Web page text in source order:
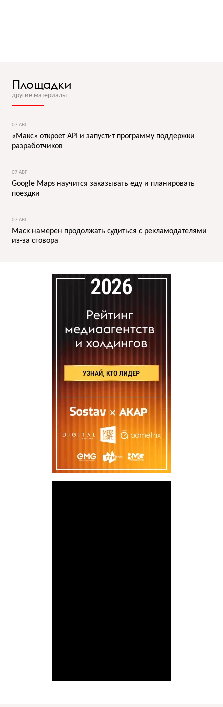
Площадки
другие материалы
07 АВГ
«Макс» откроет API и запустит программу поддержки
разработчиков
07 АВГ
Google Maps научится заказывать еду и планировать
поездки
07 АВГ
Маск намерен продолжать судиться с рекламодателями
из-за сговора